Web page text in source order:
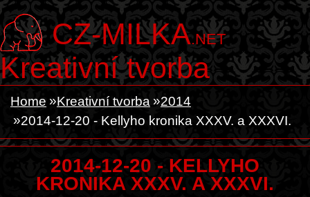
CZ-MILKA.NET
Kreativní tvorba
Home Kreativní tvorba
2014
2014-12-20 - Kellyho kronika XXXV. a XXXVI.
2014-12-20 - KELLYHO
KRONIKA XXXV. A XXXVI.